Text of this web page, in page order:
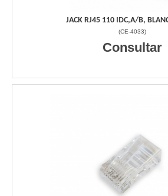
JACK RJ45 110 IDC,A/B,
(CE-4033)
Consultar